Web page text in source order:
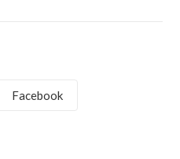
Facebook